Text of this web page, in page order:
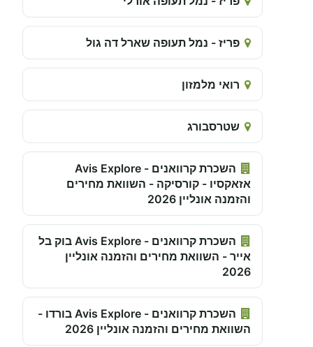
פריז - נמל תעופה שארל דה גול
רואי מלמזון
שטרסבורג
השכרת קרוואנים - Avis Explore
אזאקסיו - קורסיקה - השוואת מחירים
והזמנה אונליין 2026
השכרת קרוואנים - Avis Explore בוק בל
אייר - השוואת מחירים והזמנה אונליין
2026
השכרת קרוואנים - Avis Explore בורדו -
השוואת מחירים והזמנה אונליין 2026